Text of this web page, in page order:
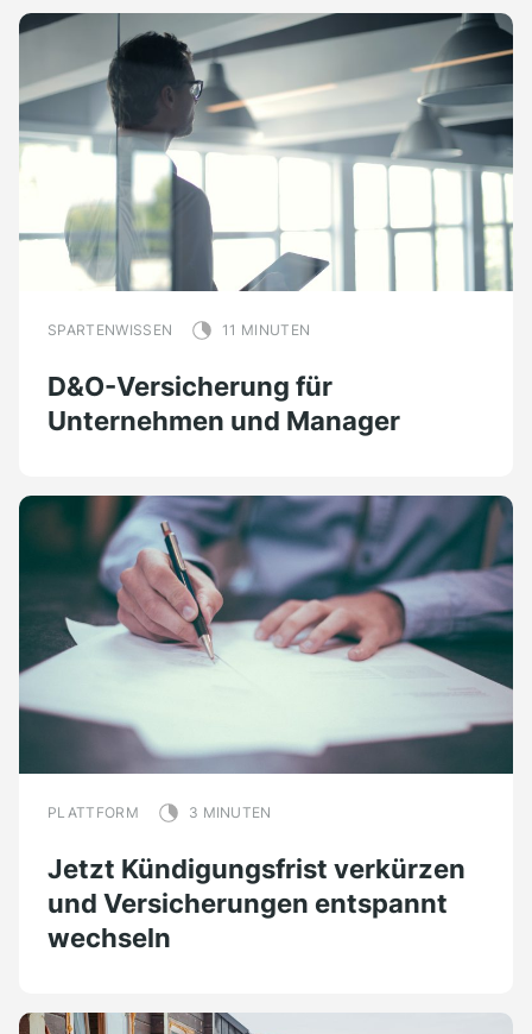
SPARTENWISSEN 11 MINUTEN
D&O-Versicherung für
Unternehmen und Manager
PLATTFORM 3 MINUTEN
Jetzt Kündigungsfrist verkürzen
und Versicherungen entspannt
wechseln